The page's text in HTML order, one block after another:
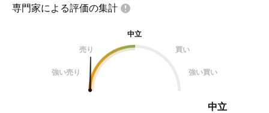
専門家による評価の集計
中立
売り
買い
強い売り 強い買い
中立